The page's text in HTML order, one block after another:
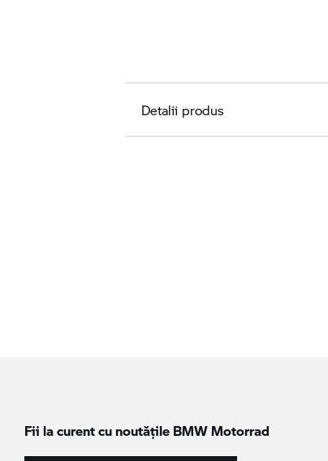
Detalii produs
Fii la curent cu noutățile BMW Motorrad